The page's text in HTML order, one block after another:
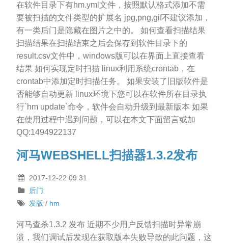
在软件目录下有hm.yml文件，按照默认格式添加不需
要被扫描的文件类型的扩展名 jpg,png,gif不建议添加，
有一类后门是隐藏在图片之中的。 如何查看扫描结果
扫描结果在扫描结束之后会保存到软件目录下的
result.csv文件中，windows版可以在界面上直接查看
结果 如何实现定时扫描 linux利用系统crontab，在
crontab中添加定时扫描任务。 如果安装了旧版软件是
否能够自动更新 linux环境下您可以在软件所在目录执
行`hm update`命令，软件会自动升级到最新版本 如果
在使用过程中遇到问题，可以在本文下面留言或加
QQ:1494922137
河马WEBSHELL扫描器1.3.2发布
2017-12-22 09:31
后门
发版 / hm
河马查杀1.3.2 发布 近期不少用户反馈扫描时异常崩
溃，我们调试后发现在获取版本失败导致的此问题，这